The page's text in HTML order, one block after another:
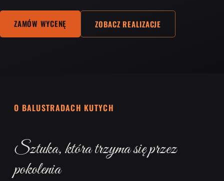
ZAMÓW WYCENĘ ZOBACZ REALIZACJE
O BALUSTRADACH KUTYCH
Sztuka, która trzyma się przez
pokolenia